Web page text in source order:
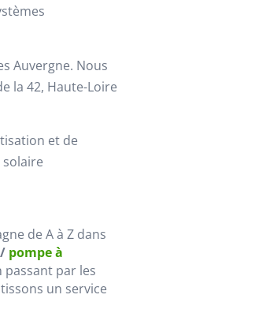
Auvergne. Nous
la 42, Haute-Loire
et de
de A à Z dans
/ pompe à
passant par les
un service